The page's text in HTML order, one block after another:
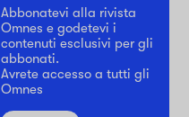
Abbonatevi alla rivista
Omnes e godetevi i
contenuti esclusivi per gli
abbonati.
Avrete accesso a tutti gli
Omnes